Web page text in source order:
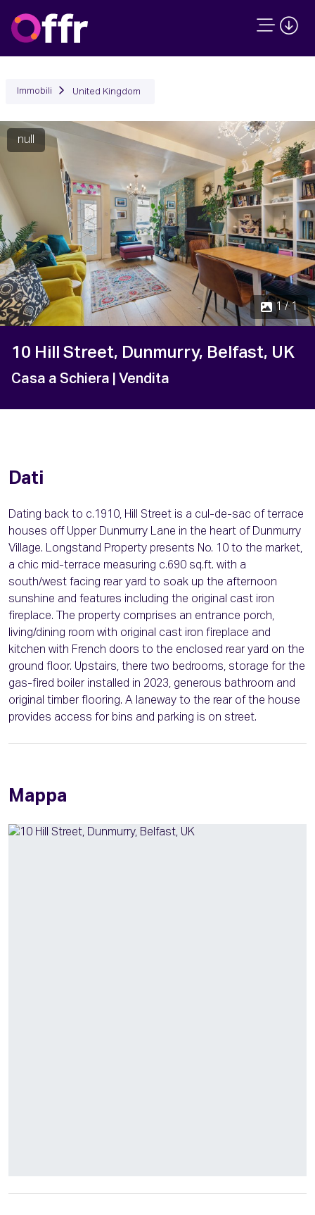
Immobili United Kingdom
null
1 / 1
10 Hill Street, Dunmurry, Belfast, UK
Casa a Schiera | Vendita
Dati
Dating back to c.1910, Hill Street is a cul-de-sac of terrace
houses off Upper Dunmurry Lane in the heart of Dunmurry
Village. Longstand Property presents No. 10 to the market,
a chic mid-terrace measuring c.690 sq.ft. with a
south/west facing rear yard to soak up the afternoon
sunshine and features including the original cast iron
fireplace. The property comprises an entrance porch,
living/dining room with original cast iron fireplace and
kitchen with French doors to the enclosed rear yard on the
ground floor. Upstairs, there two bedrooms, storage for the
gas-fired boiler installed in 2023, generous bathroom and
original timber flooring. A laneway to the rear of the house
provides access for bins and parking is on street.
Mappa